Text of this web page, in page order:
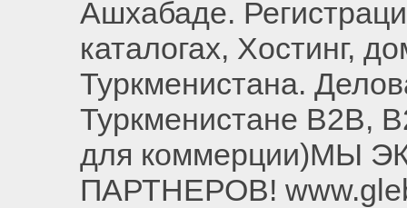
Ашхабаде.
каталогах, Хостинг,
Туркменистана.
Туркменистане B2B,
для коммерции)МЫ
ПАРТНЕРОВ!